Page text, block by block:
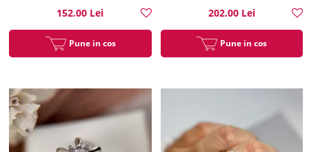
152.00 Lei
Pune in cos
202.00 Lei
Pune in cos